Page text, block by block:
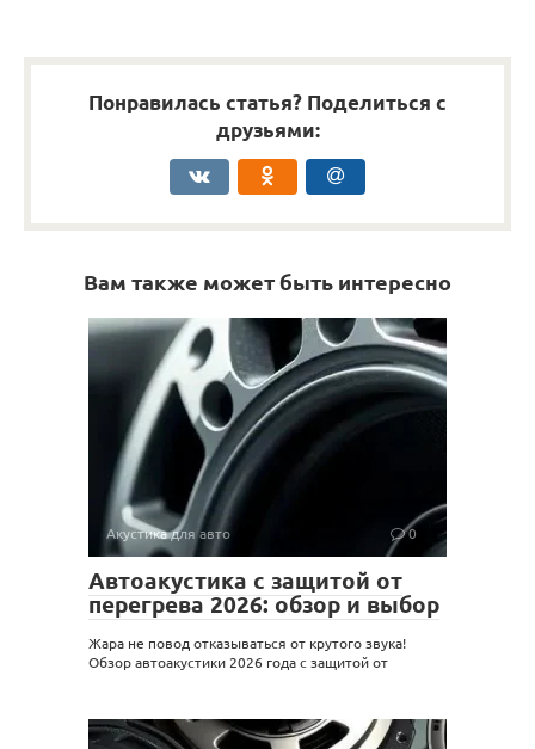
Понравилась статья? Поделиться с
друзьями:
Вам также может быть интересно
Акустика для авто 0
Автоакустика с защитой от
перегрева 2026: обзор и выбор
Жара не повод отказываться от крутого звука!
Обзор автоакустики 2026 года с защитой от